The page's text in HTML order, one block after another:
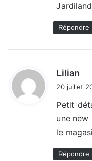
Répondre
Lilian
:
20 juillet
Petit
une
le
Répondre